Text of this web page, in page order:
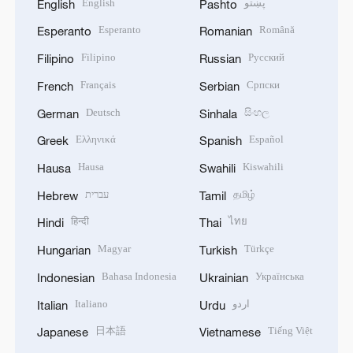
English
Esperanto Esperanto
Filipino Filipino
French Français
German Deutsch
Greek Ελληνικά
Hausa Hausa
Hebrew עברית
Hindi हिन्दी
Hungarian Magyar
Indonesian Bahasa Indonesia
Italian Italiano
Japanese 日本語
Pashto
Romanian Română
Russian Русский
Serbian Српски
Sinhala සිංහල
Spanish Español
Swahili Kiswahili
Tamil தமிழ்
Thai ไทย
Turkish Türkçe
Ukrainian Українська
Urdu اردو
Vietnamese Tiếng Việt